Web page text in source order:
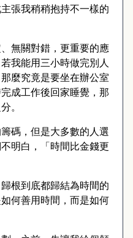
張我稍稍抱持不一樣的
無關對錯 ， 更重要的應
若我能用三小時做完別人
那麼究竟是要坐在辦公室
成工作後回家睡覺 ， 那
。
碼 ， 但是大多數的人選
明白，「時間比金錢更
歸根到底都歸結為時間的
何善用時間 ， 而是如何